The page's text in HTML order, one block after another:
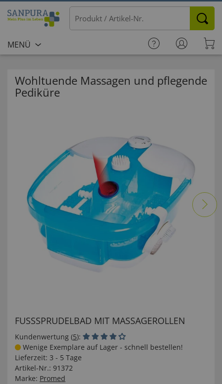
MENÜ
Wohltuende Massagen und pflegende
Pediküre
FUSSSPRUDELBAD MIT MASSAGEROLLEN
Kundenwertung (5):
Wenige Exemplare auf Lager - schnell bestellen!
Lieferzeit: 3 - 5 Tage
Artikel-Nr.: 91372
Marke: Promed